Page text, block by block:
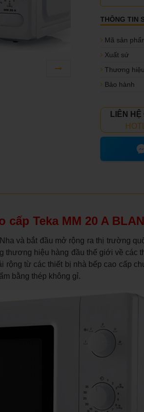
THÔNG TIN
Mã sản
Xuất sứ
Thương hiệu
Bảo hành
LIÊN
cấp Teka MM 20 A
và bắt đầu mở rộng ra thị trường
thương hiệu hàng đầu thế giới về các
rộng từ các thiết bị nhà bếp cao cấp
bằng thép không gỉ.